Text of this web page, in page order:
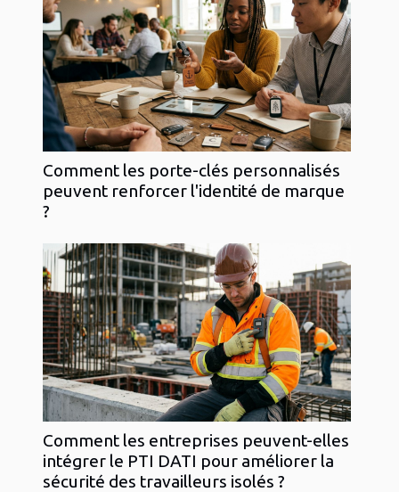
Comment les porte-clés personnalisés
peuvent renforcer l'identité de marque
?
Comment les entreprises peuvent-elles
intégrer le PTI DATI pour améliorer la
sécurité des travailleurs isolés ?